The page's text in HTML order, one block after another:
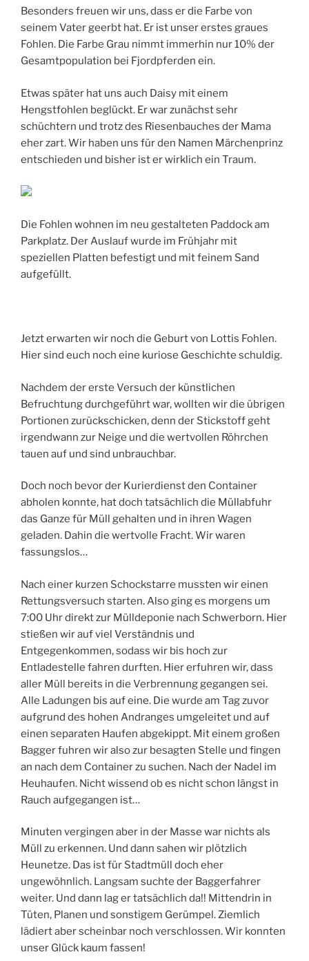
Besonders freuen wir uns, dass er die Farbe von
seinem Vater geerbt hat. Er ist unser erstes graues
Fohlen. Die Farbe Grau nimmt immerhin nur 10% der
Gesamtpopulation bei Fjordpferden ein.
Etwas später hat uns auch Daisy mit einem
Hengstfohlen beglückt. Er war zunächst sehr
schüchtern und trotz des Riesenbauches der Mama
eher zart. Wir haben uns für den Namen Märchenprinz
entschieden und bisher ist er wirklich ein Traum.
Die Fohlen wohnen im neu gestalteten Paddock am
Parkplatz. Der Auslauf wurde im Frühjahr mit
speziellen Platten befestigt und mit feinem Sand
aufgefüllt.
Jetzt erwarten wir noch die Geburt von Lottis Fohlen.
Hier sind euch noch eine kuriose Geschichte schuldig.
Nachdem der erste Versuch der künstlichen
Befruchtung durchgeführt war, wollten wir die übrigen
Portionen zurückschicken, denn der Stickstoff geht
irgendwann zur Neige und die wertvollen Röhrchen
tauen auf und sind unbrauchbar.
Doch noch bevor der Kurierdienst den Container
abholen konnte, hat doch tatsächlich die Müllabfuhr
das Ganze für Müll gehalten und in ihren Wagen
geladen. Dahin die wertvolle Fracht. Wir waren
fassungslos…
Nach einer kurzen Schockstarre mussten wir einen
Rettungsversuch starten. Also ging es morgens um
7:00 Uhr direkt zur Mülldeponie nach Schwerborn. Hier
stießen wir auf viel Verständnis und
Entgegenkommen, sodass wir bis hoch zur
Entladestelle fahren durften. Hier erfuhren wir, dass
aller Müll bereits in die Verbrennung gegangen sei.
Alle Ladungen bis auf eine. Die wurde am Tag zuvor
aufgrund des hohen Andranges umgeleitet und auf
einen separaten Haufen abgekippt. Mit einem großen
Bagger fuhren wir also zur besagten Stelle und fingen
an nach dem Container zu suchen. Nach der Nadel im
Heuhaufen. Nicht wissend ob es nicht schon längst in
Rauch aufgegangen ist…
Minuten vergingen aber in der Masse war nichts als
Müll zu erkennen. Und dann sahen wir plötzlich
Heunetze. Das ist für Stadtmüll doch eher
ungewöhnlich. Langsam suchte der Baggerfahrer
weiter. Und dann lag er tatsächlich da!! Mittendrin in
Tüten, Planen und sonstigem Gerümpel. Ziemlich
lädiert aber scheinbar noch verschlossen. Wir konnten
unser Glück kaum fassen!